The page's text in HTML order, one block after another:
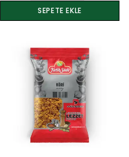
SEPETE EKLE